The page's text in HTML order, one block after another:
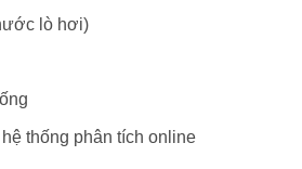
lò hơi)
thống phân tích online